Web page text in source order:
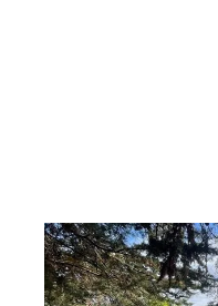
JULLOUVILLE 50
225,79 m2, 8 pièces
Ref : 44319